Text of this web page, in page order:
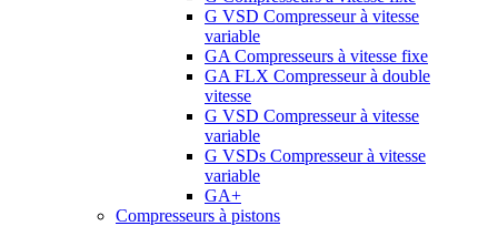
G VSD Compresseur à vitesse
variable
GA Compresseurs à vitesse fixe
GA FLX Compresseur à double
vitesse
G VSD Compresseur à vitesse
variable
G VSDs Compresseur à vitesse
variable
GA+
Compresseurs à pistons